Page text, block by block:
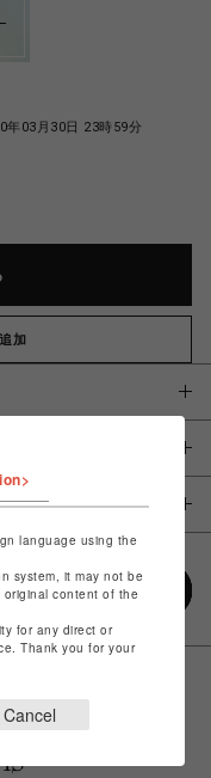
年03月30日 23時59分
加
language using the
system, it may not be
content of the
for any direct or
Thank you for your
Cancel